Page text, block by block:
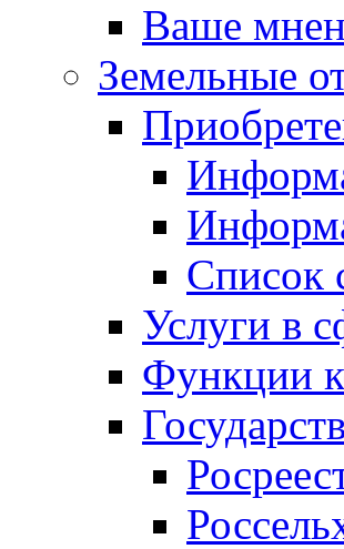
Ваше
Земельные
Список
Услуги в
Функции